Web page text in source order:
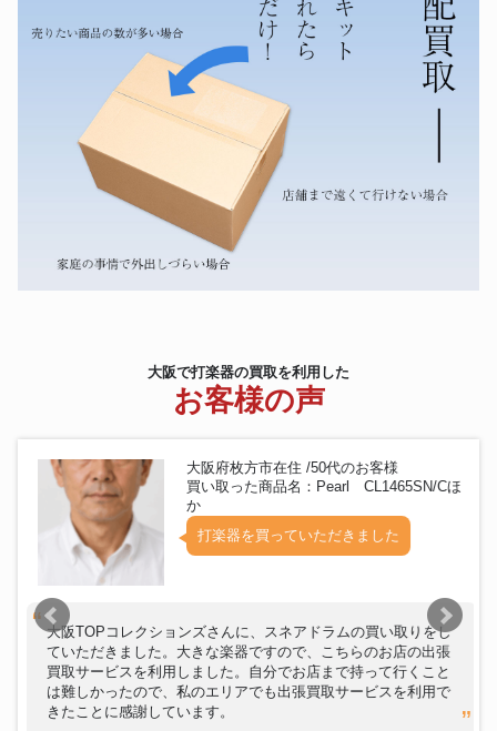
こおろぎ PF3000CC マリンバ
dw Collector’s Pure Birch 4pcs
Kit
Zildjian K New Stamp 15インチ
1064/1106g オールドK ハイハッ
トペア
canopus CANOPUS Mahogany
LightBordeauxLQ
大阪で打楽器の買取を利用した
お客様の声
大阪府枚方市在住 /50代のお客様
買い取った商品名：Pearl CL1465SN/Cほ
か
打楽器を買っていただきました
大阪TOPコレクションズさんに、スネアドラムの買い取りをし
ていただきました。大きな楽器ですので、こちらのお店の出張
買取サービスを利用しました。自分でお店まで持って行くこと
は難しかったので、私のエリアでも出張買取サービスを利用で
きたことに感謝しています。